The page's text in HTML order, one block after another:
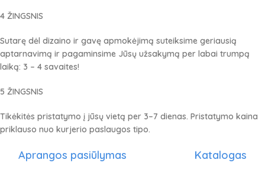
4 ŽINGSNIS
Sutarę dėl dizaino ir gavę apmokėjimą suteiksime geriausią
aptarnavimą ir pagaminsime Jūsų užsakymą per labai trumpą
laiką: 3 – 4 savaites!
5 ŽINGSNIS
Tikėkitės pristatymo į jūsų vietą per 3–7 dienas. Pristatymo kaina
priklauso nuo kurjerio paslaugos tipo.
Aprangos pasiūlymas Katalogas